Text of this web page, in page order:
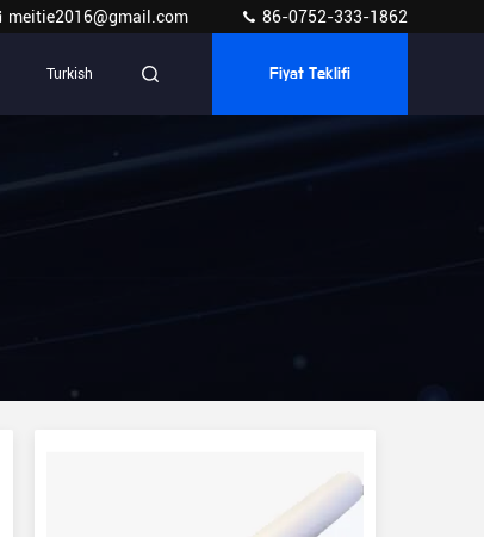
meitie2016@gmail.com 86-0752-333-1862
Turkish Fiyat Teklifi